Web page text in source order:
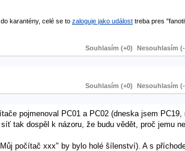
karantény, celé se to zaloguje jako událost treba pres
Souhlasím (+0)
Nesouhlasím
Souhlasím (+0) Nesouhlasím
pojmenoval PC01 a PC02 (dneska jsem PC19,
tak dospěl k názoru, že budu vědět, proč jemu
počítač xxx" by bylo holé šílenství). A s